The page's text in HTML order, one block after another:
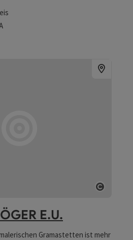
geöffnetgeöffnet
geöffnet
Samstag geöffnet
E.U.
Gramastetten ist mehr